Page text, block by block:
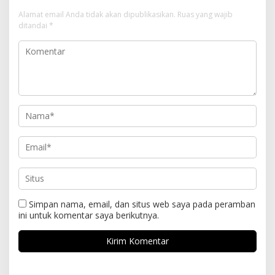
Alamat email Anda tidak akan dipublikasikan. Ruas yang wajib
ditandai *
Simpan nama, email, dan situs web saya pada peramban
ini untuk komentar saya berikutnya.